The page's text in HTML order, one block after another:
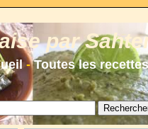
par
-Toutes les recettes